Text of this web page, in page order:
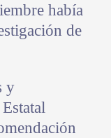
había
de
y